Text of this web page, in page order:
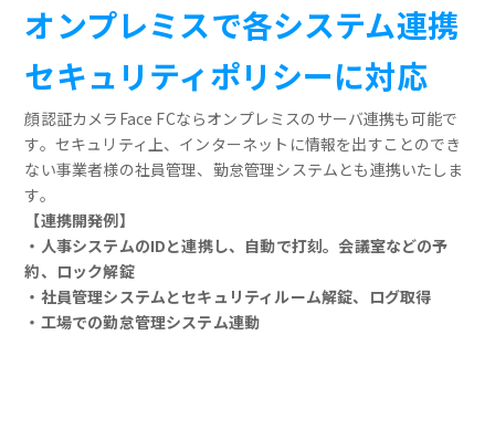
オンプレミスで各システム連携
セキュリティポリシーに対応
顔認証カメラFace FCならオンプレミスのサーバ連携も可能で
す。セキュリティ上、インターネットに情報を出すことのでき
ない事業者様の社員管理、勤怠管理システムとも連携いたしま
す。
【連携開発例】
・人事システムのIDと連携し、自動で打刻。会議室などの予
約、ロック解錠
・社員管理システムとセキュリティルーム解錠、ログ取得
・工場での勤怠管理システム連動